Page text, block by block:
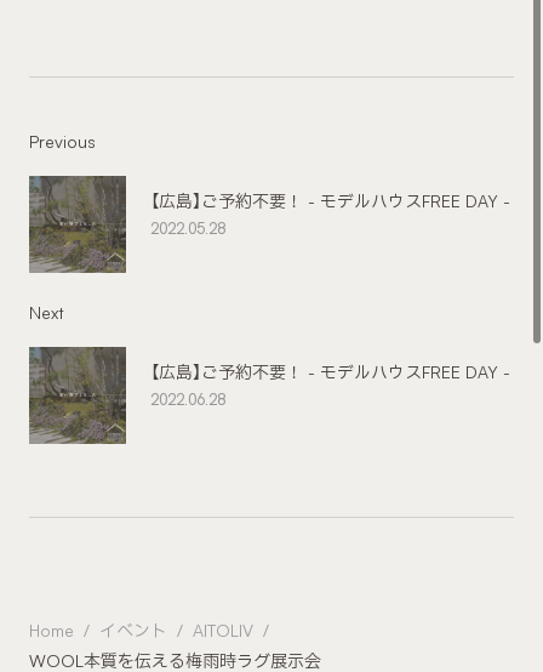
Previous
【広島】ご予約不要！ - モデルハウスFREE DAY -
2022.05.28
Next
【広島】ご予約不要！ - モデルハウスFREE DAY -
2022.06.28
Home イベント
AITOLIV
WOOL本質を伝える梅雨時ラグ展示会